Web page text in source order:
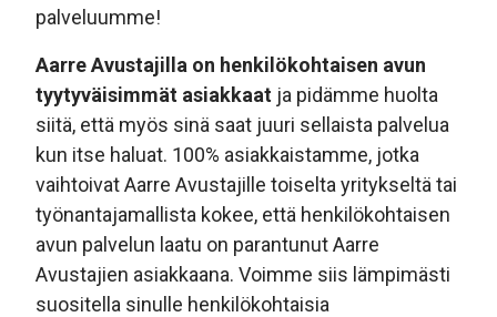
palveluumme!
Aarre Avustajilla on henkilökohtaisen avun
tyytyväisimmät asiakkaat ja pidämme huolta
siitä, että myös sinä saat juuri sellaista palvelua
kun itse haluat. 100% asiakkaistamme, jotka
vaihtoivat Aarre Avustajille toiselta yritykseltä tai
työnantajamallista kokee, että henkilökohtaisen
avun palvelun laatu on parantunut Aarre
Avustajien asiakkaana. Voimme siis lämpimästi
suositella sinulle henkilökohtaisia